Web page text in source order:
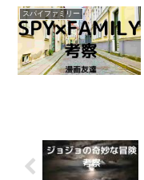
スパイファミリー